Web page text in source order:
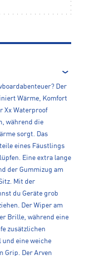
Der
Wärme, Komfort
Xx Waterproof
während die
sorgt. Das
eines Fäustlings
Eine extra lange
der Gummizug am
Mit der
du Geräte grob
Der Wiper am
Brille, während eine
zusätzlichen
und eine weiche
Grip. Der Arven